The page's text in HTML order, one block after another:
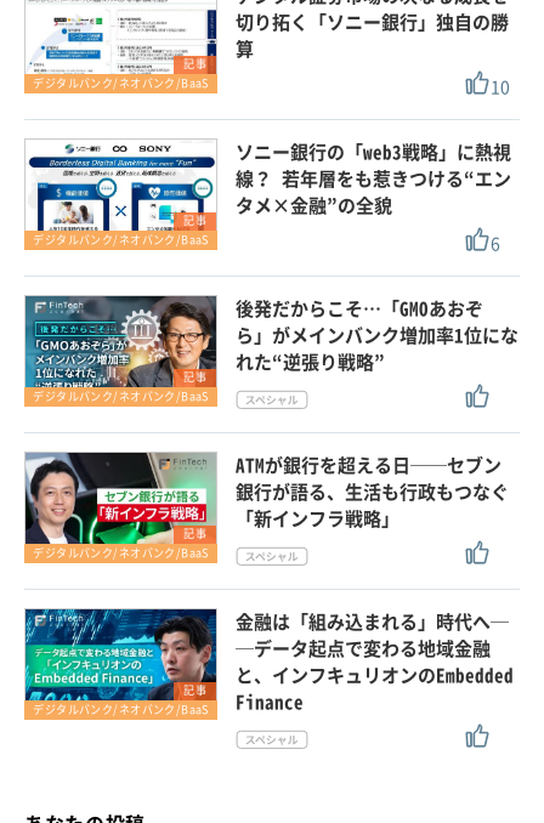
記事
デジタルバンク/ネオバンク/BaaS
切り拓く「ソニー銀行」独自の勝
算
10
記事
デジタルバンク/ネオバンク/BaaS
ソニー銀行の「web3戦略」に熱視
線？ 若年層をも惹きつける“エン
タメ×金融”の全貌
6
記事
デジタルバンク/ネオバンク/BaaS
後発だからこそ…「GMOあおぞ
ら」がメインバンク増加率1位にな
れた“逆張り戦略”
記事
デジタルバンク/ネオバンク/BaaS
ATMが銀行を超える日──セブン
銀行が語る、生活も行政もつなぐ
「新インフラ戦略」
記事
デジタルバンク/ネオバンク/BaaS
金融は「組み込まれる」時代へ─
─データ起点で変わる地域金融
と、インフキュリオンのEmbedded
Finance